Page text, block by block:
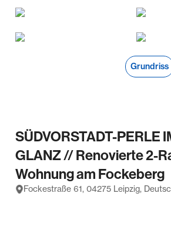
Grundriss
SÜDVORSTADT-PERLE
GLANZ // Renovierte 2-
Wohnung am Fockeberg
Fockestraße 61, 04275 Leipzig,